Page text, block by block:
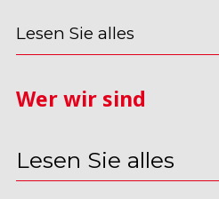
Lesen Sie alles
Wer wir sind
Lesen Sie alles